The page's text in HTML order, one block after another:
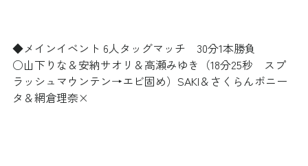
◆メインイベント 6人タッグマッチ　30分1本勝負
○山下りな＆安納サオリ＆高瀬みゆき（18分25秒　スプ
ラッシュマウンテン→エビ固め）SAKI＆さくらんボニー
タ＆網倉理奈×